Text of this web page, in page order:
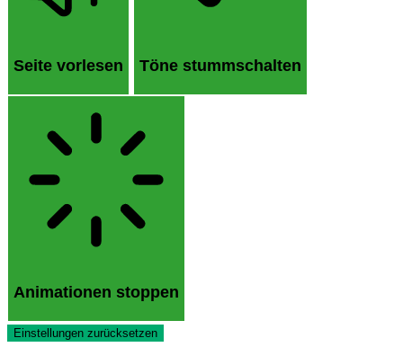
Seite vorlesen Töne stummschalten
Animationen stoppen
Einstellungen zurücksetzen